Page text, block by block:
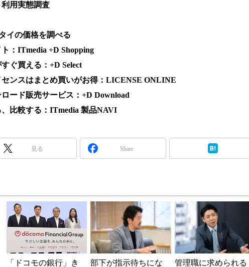
用実態調査
イの価格を調べる
：ITmedia +D Shopping
ぐ買える：+D Select
センスはまとめ買いがお得：LICENSE ONLINE
ード販売サービス：+D Download
比較する：ITmedia 製品NAVI
見る Share
「ドコモの銀行」き
部下が指示待ちにな
管理職に求められる